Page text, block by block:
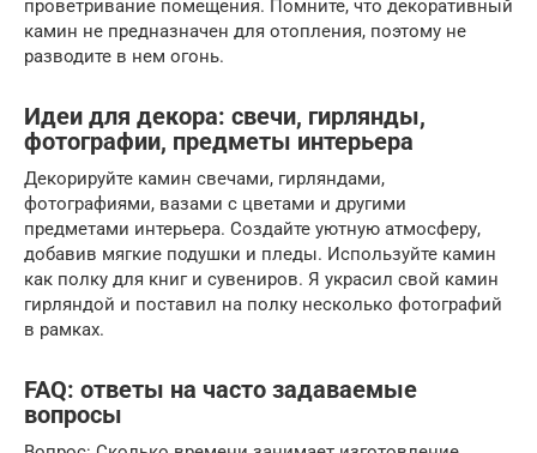
проветривание помещения. Помните, что декоративный
камин не предназначен для отопления, поэтому не
разводите в нем огонь.
Идеи для декора: свечи, гирлянды,
фотографии, предметы интерьера
Декорируйте камин свечами, гирляндами,
фотографиями, вазами с цветами и другими
предметами интерьера. Создайте уютную атмосферу,
добавив мягкие подушки и пледы. Используйте камин
как полку для книг и сувениров. Я украсил свой камин
гирляндой и поставил на полку несколько фотографий
в рамках.
FAQ: ответы на часто задаваемые
вопросы